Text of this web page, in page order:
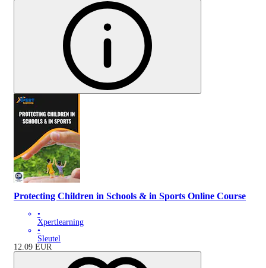
Protecting Children in Schools & in Sports Online Course
•
Xpertlearning
•
Sleutel
12.09 EUR